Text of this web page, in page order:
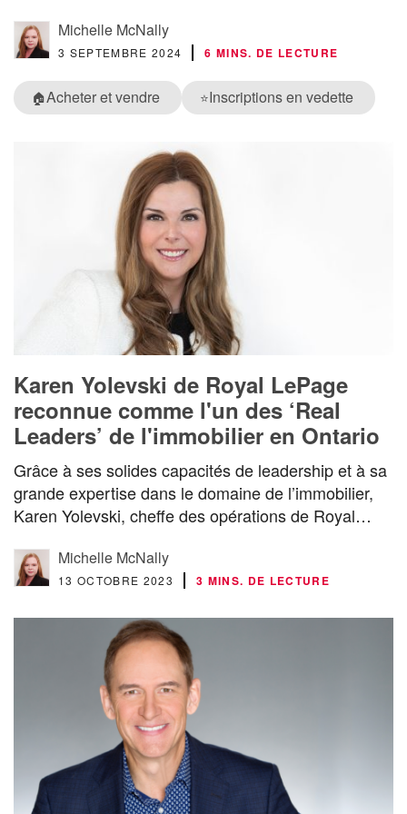
Michelle McNally
3 SEPTEMBRE 2024 6 MINS. DE LECTURE
🏠Acheter et vendre ⭐Inscriptions en vedette
Karen Yolevski de Royal LePage
reconnue comme l'un des ‘Real
Leaders’ de l'immobilier en Ontario
Grâce à ses solides capacités de leadership et à sa
grande expertise dans le domaine de l’immobilier,
Karen Yolevski, cheffe des opérations de Royal…
Michelle McNally
13 OCTOBRE 2023 3 MINS. DE LECTURE